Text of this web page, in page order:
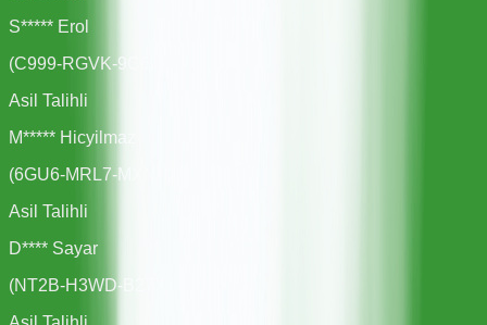
S***** Erol
(C999-RGVK-9C6B
Asil Talihli
M***** Hicyilmaz
(6GU6-MRL7-MXNP
Asil Talihli
D**** Sayar
(NT2B-H3WD-B27X